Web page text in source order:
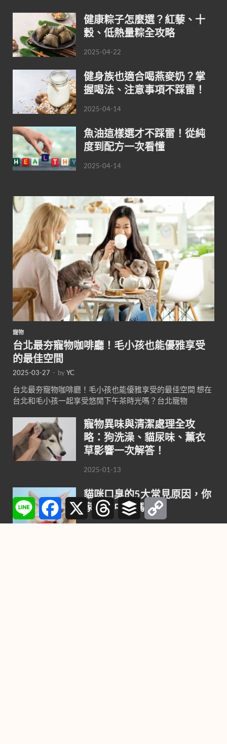
健康粽子怎麼選？紅藜、十
穀、低熱量粽全攻略
2025-04-22
健身族也適合喝燕麥奶？掌
握喝法、注意事項不踩雷！
2025-04-14
魚油這樣選才不踩雷！從純
度到配方一次看懂
2025-04-14
寵物
台北最夯寵物咖啡廳！毛小孩也能優雅享受
的最佳空間
2025-03-27 - byYC
台北最夯寵物咖啡廳！毛小孩也能優雅享受的最佳空間 想在
台北和毛小孩一起享受悠閒下午茶時光嗎？台北寵物
寵物異味與清潔處理全攻
略：狗洗澡、貓尿味、薰衣
草影響一次解答！
2025-01-13
貓咪口臭的5大常見原因，你
家貓咪中了嗎？
Line Facebook
X ThreadsBuffer Copy